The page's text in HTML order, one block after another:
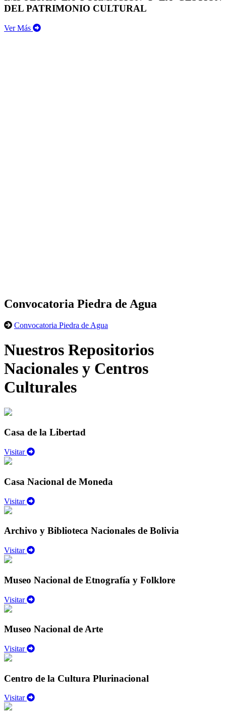
DEL PATRIMONIO CULTURAL
Ver Más
Convocatoria Piedra de Agua
Convocatoria Piedra de Agua
Nuestros Repositorios
Nacionales y Centros
Culturales
Casa de la Libertad
Visitar
Casa Nacional de Moneda
Visitar
Archivo y Biblioteca Nacionales de Bolivia
Visitar
Museo Nacional de Etnografía y Folklore
Visitar
Museo Nacional de Arte
Visitar
Centro de la Cultura Plurinacional
Visitar